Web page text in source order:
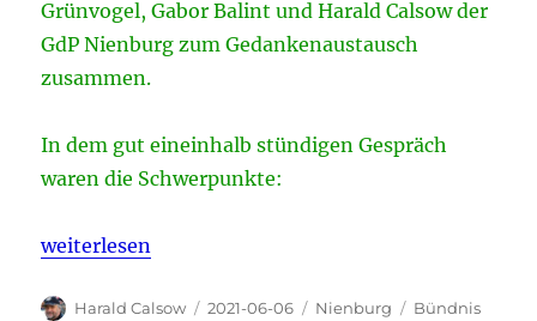
Grünvogel, Gabor Balint und Harald Calsow der
GdP Nienburg zum Gedankenaustausch
zusammen.
In dem gut eineinhalb stündigen Gespräch
waren die Schwerpunkte:
„Gewerkschaftspolitischer Gedankenaustausch
weiterlesen
Autor
Harald Calsow
Veröffentlicht
2021-06-06 Kategorien
Nienburg Schlagwörter
Bündnis